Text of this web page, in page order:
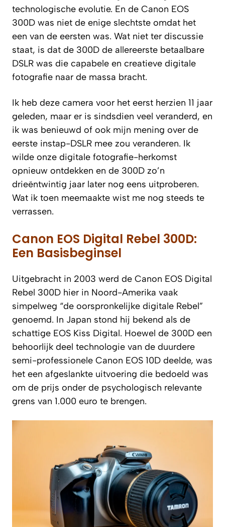
technologische evolutie. En de Canon EOS
300D was niet de enige slechtste omdat het
een van de eersten was. Wat niet ter discussie
staat, is dat de 300D de allereerste betaalbare
DSLR was die capabele en creatieve digitale
fotografie naar de massa bracht.
Ik heb deze camera voor het eerst herzien 11 jaar
geleden, maar er is sindsdien veel veranderd, en
ik was benieuwd of ook mijn mening over de
eerste instap-DSLR mee zou veranderen. Ik
wilde onze digitale fotografie-herkomst
opnieuw ontdekken en de 300D zo’n
drieëntwintig jaar later nog eens uitproberen.
Wat ik toen meemaakte wist me nog steeds te
verrassen.
Canon EOS Digital Rebel 300D:
Een Basisbeginsel
Uitgebracht in 2003 werd de Canon EOS Digital
Rebel 300D hier in Noord-Amerika vaak
simpelweg “de oorspronkelijke digitale Rebel”
genoemd. In Japan stond hij bekend als de
schattige EOS Kiss Digital. Hoewel de 300D een
behoorlijk deel technologie van de duurdere
semi-professionele Canon EOS 10D deelde, was
het een afgeslankte uitvoering die bedoeld was
om de prijs onder de psychologisch relevante
grens van 1.000 euro te brengen.